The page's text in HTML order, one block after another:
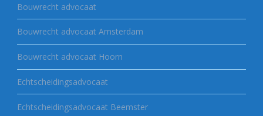
Bouwrecht advocaat
Bouwrecht advocaat Amsterdam
Bouwrecht advocaat Hoorn
Echtscheidingsadvocaat
Echtscheidingsadvocaat Beemster